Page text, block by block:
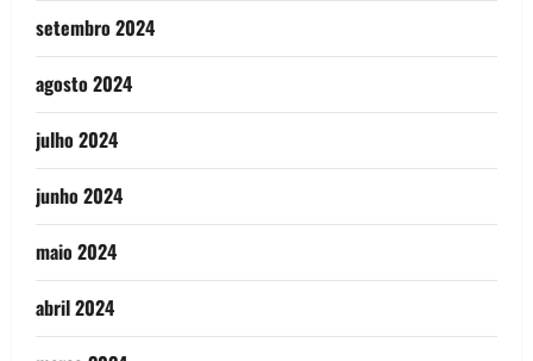
setembro 2024
agosto 2024
julho 2024
junho 2024
maio 2024
abril 2024